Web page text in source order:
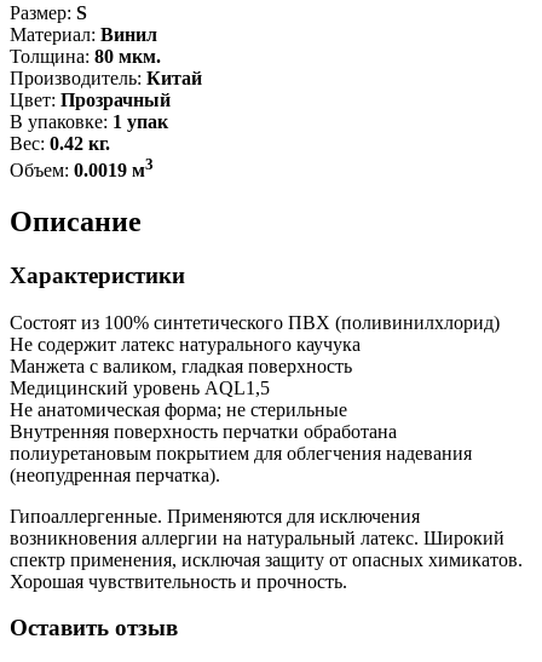
Размер: S
Материал: Винил
Толщина: 80 мкм.
Производитель: Китай
Цвет: Прозрачный
В упаковке: 1 упак
Вес: 0.42 кг.
Объем: 0.0019 м3
Описание
Характеристики
Состоят из 100% синтетического ПВХ (поливинилхлорид)
Не содержит латекс натурального каучука
Манжета с валиком, гладкая поверхность
Медицинский уровень АQL1,5
Не анатомическая форма; не стерильные
Внутренняя поверхность перчатки обработана
полиуретановым покрытием для облегчения надевания
(неопудренная перчатка).
Гипоаллергенные. Применяются для исключения
возникновения аллергии на натуральный латекс. Широкий
спектр применения, исключая защиту от опасных химикатов.
Хорошая чувствительность и прочность.
Оставить отзыв